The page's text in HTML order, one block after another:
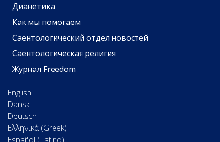
Дианетика
Как мы помогаем
Саентологический отдел новостей
Саентологическая религия
Журнал Freedom
English
Dansk
Deutsch
Ελληνικά (Greek)
Español (Latino)